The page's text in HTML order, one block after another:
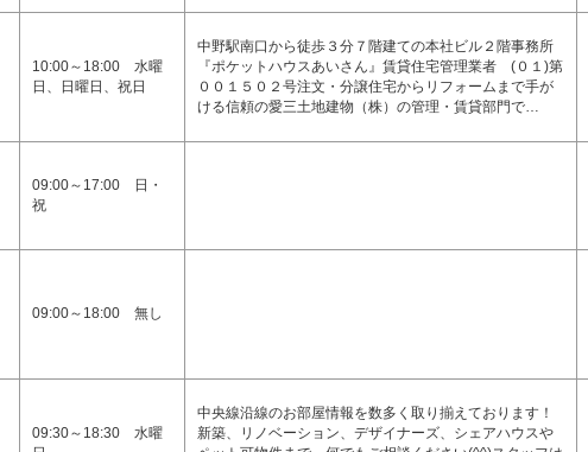
10:00～18:00 水曜
日、日曜日、祝日
中野駅南口から徒歩３分７階建ての本社ビル２階事務所
『ポケットハウスあいさん』賃貸住宅管理業者 (０１)第
００１５０２号注文・分譲住宅からリフォームまで手が
ける信頼の愛三土地建物（株）の管理・賃貸部門で…
09:00～17:00 日・
祝
09:00～18:00 無し
09:30～18:30 水曜
中央線沿線のお部屋情報を数多く取り揃えております！
新築、リノベーション、デザイナーズ、シェアハウスや